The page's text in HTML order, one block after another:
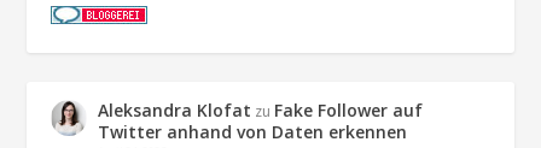
Aleksandra Klofat zu Fake Follower auf
Twitter anhand von Daten erkennen